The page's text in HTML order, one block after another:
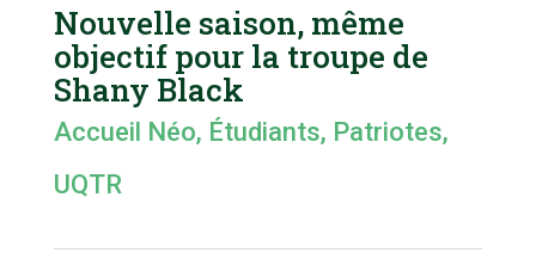
Nouvelle saison, même
objectif pour la troupe de
Shany Black
Accueil Néo, Étudiants, Patriotes,
UQTR